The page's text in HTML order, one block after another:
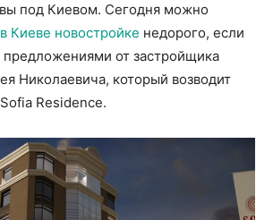
под Киевом. Сегодня можно
Киеве новостройке недорого, если
предложениями от застройщика
Николаевича, который возводит
Residence.